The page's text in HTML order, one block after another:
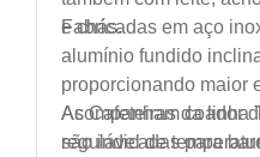
e chás.
Fabricadas em aço
alumínio fundido
proporcionando maior
Acompanham coador
regulável de
As Cafeteiras da linha
são indicadas para